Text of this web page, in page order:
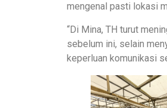
mengenal pasti lokasi
“Di Mina, TH turut
sebelum ini, selain
keperluan komunikasi